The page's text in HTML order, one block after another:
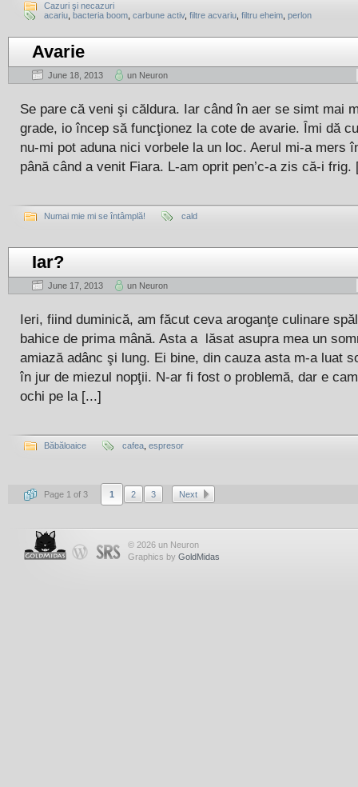
Cazuri şi necazuri
acariu bacteria boom carbune activ, filtre acvariu filtru eheim perlon
Avarie
June 18, 2013 un Neuron
Se pare că veni şi căldura. Iar când în aer se simt mai
grade, io încep să funcţionez la cote de avarie. Îmi dă
nu-mi pot aduna nici vorbele la un loc. Aerul mi-a mers
până când a venit Fiara. L-am oprit pen’c-a zis că-i frig.
Numai mie mi se întâmplă! cald
Iar?
June 17, 2013 un Neuron
Ieri, fiind duminică, am făcut ceva aroganţe culinare
bahice de prima mână. Asta a lăsat asupra mea un
amiază adânc şi lung. Ei bine, din cauza asta m-a luat
în jur de miezul nopţii. N-ar fi fost o problemă, dar e
ochi pe la [...]
Băbăloaice cafea espresor
Page 1 of 3 1 2 3 Next
© 2026 un Neuron
Graphics by GoldMidas